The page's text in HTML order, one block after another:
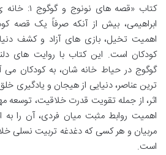
کتاب «قصه
ابراهیمی، بیش از آنکه صرفاً یک قصه
اهمیت تخیل، بازی های آزاد و کشف
کودکان است. این کتاب با روایت های
گوگوج در حیاط خانه شان، به کودکان می
ترین عناصر، دنیایی از هیجان و یادگیری
اثر، از جمله تقویت قدرت خلاقیت،
اهمیت روابط مثبت میان فردی، آن را به
مربیان و هر کسی که دغدغه تربیت نسلی
است.